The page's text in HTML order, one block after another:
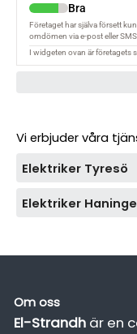
Vi erbjuder våra
Elektriker Tyresö
Elektriker Haninge
Om oss
El-Strandhär en